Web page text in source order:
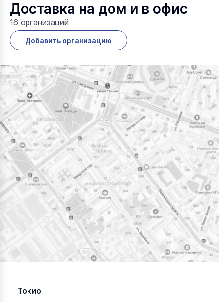
Доставка на дом и в офис
16 организаций
Добавить организацию
Токио